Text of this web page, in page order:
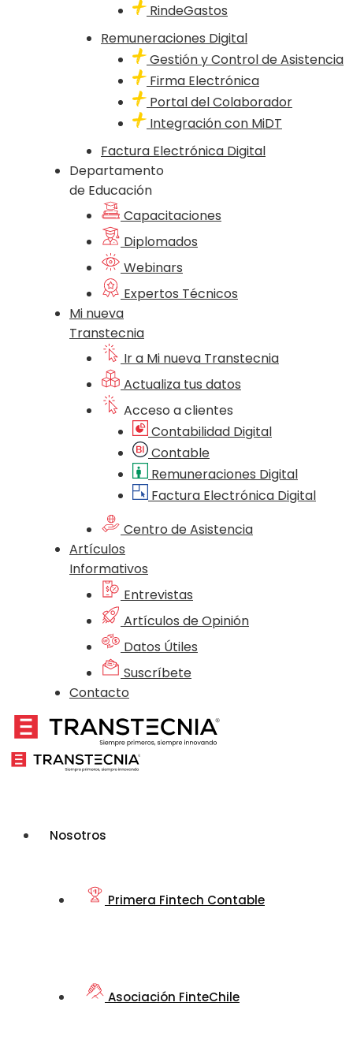
RindeGastos
Remuneraciones Digital
Gestión y Control de Asistencia
Firma Electrónica
Portal del Colaborador
Integración con MiDT
Factura Electrónica Digital
Departamento
de Educación
Capacitaciones
Diplomados
Webinars
Expertos Técnicos
Mi nueva
Transtecnia
Ir a Mi nueva Transtecnia
Actualiza tus datos
Acceso a clientes
Contabilidad Digital
Contable
Remuneraciones Digital
Factura Electrónica Digital
Centro de Asistencia
Artículos
Informativos
Entrevistas
Artículos de Opinión
Datos Útiles
Suscríbete
Contacto
Nosotros
Primera Fintech Contable
Asociación FinteChile